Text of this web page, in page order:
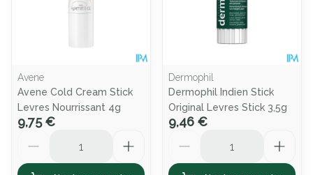
Avene
Avene Cold Cream Stick
Levres Nourrissant 4g
9,75 €
Dermophil
Dermophil Indien Stick
Original Levres Stick 3,5g
9,46 €